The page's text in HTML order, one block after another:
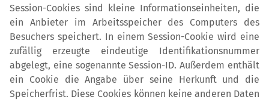
Session-Cookies sind kleine Informationseinheiten, die
ein Anbieter im Arbeitsspeicher des Computers des
Besuchers speichert. In einem Session-Cookie wird eine
zufällig erzeugte eindeutige Identifikationsnummer
abgelegt, eine sogenannte Session-ID. Außerdem enthält
ein Cookie die Angabe über seine Herkunft und die
Speicherfrist. Diese Cookies können keine anderen Daten